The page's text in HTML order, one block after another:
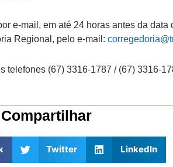
e-mail, em até 24 horas antes da
Regional, pelo e-mail:
telefones (67) 3316-1787 / (67) 3316-
Compartilhar
Twitter LinkedIn